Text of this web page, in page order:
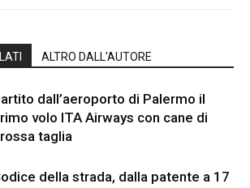
ALTRO DALL'AUTORE
dall’aeroporto di Palermo il
volo ITA Airways con cane di
taglia
della strada, dalla patente a 17